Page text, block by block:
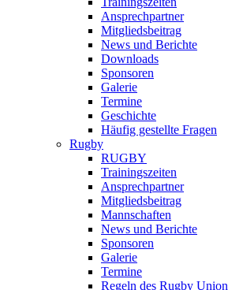
Ansprechpartner
Mitgliedsbeitrag
News und Berichte
Downloads
Sponsoren
Galerie
Termine
Geschichte
Häufig gestellte Fragen
Rugby
RUGBY
Trainingszeiten
Ansprechpartner
Mitgliedsbeitrag
Mannschaften
News und Berichte
Sponsoren
Galerie
Termine
Regeln des Rugby Union